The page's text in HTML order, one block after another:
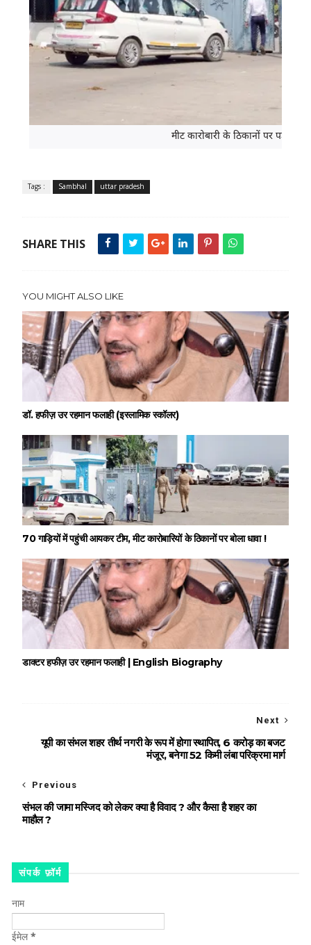
मीट कारोबारी के ठिकानों पर पड़ी
Tags : Sambhal uttar pradesh
SHARE THIS
YOU MIGHT ALSO LIKE
डॉ. हफीज़ उर रहमान फलाही (इस्लामिक स्कॉलर)
70 गाड़ियों में पहुंची आयकर टीम, मीट कारोबारियों के ठिकानों पर बोला धावा !
डाक्टर हफीज़ उर रहमान फलाही | English Biography
Next
यूपी का संभल शहर तीर्थ नगरी के रूप में होगा स्थापित, 6 करोड़ का बजट
मंजूर, बनेगा 52 किमी लंबा परिक्रमा मार्ग
Previous
संभल की जामा मस्जिद को लेकर क्या है विवाद ? और कैसा है शहर का
माहौल ?
संपर्क फ़ॉर्म
नाम
ईमेल*